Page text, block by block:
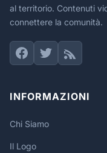
al territorio. Contenuti
connettere la comunità.
INFORMAZIONI
Chi Siamo
Il Logo